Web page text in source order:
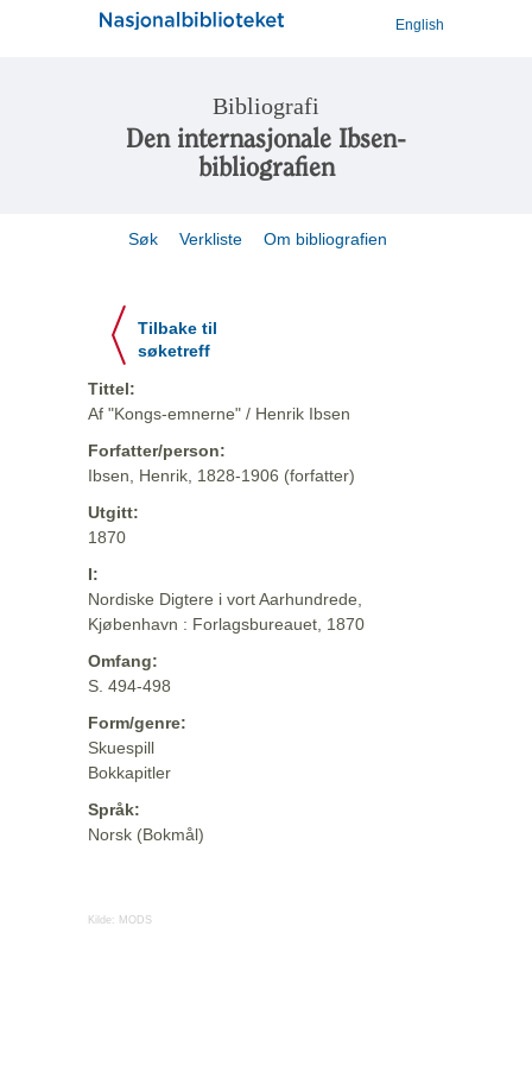
English
Bibliografi
Den internasjonale Ibsen-
bibliografien
Søk Verkliste Om bibliografien
Tilbake til
søketreff
Tittel:
Af "Kongs-emnerne" / Henrik Ibsen
Forfatter/person:
Ibsen, Henrik, 1828-1906 (forfatter)
Utgitt:
1870
I:
Nordiske Digtere i vort Aarhundrede,
Kjøbenhavn : Forlagsbureauet, 1870
Omfang:
S. 494-498
Form/genre:
Skuespill
Bokkapitler
Språk:
Norsk (Bokmål)
Kilde: MODS